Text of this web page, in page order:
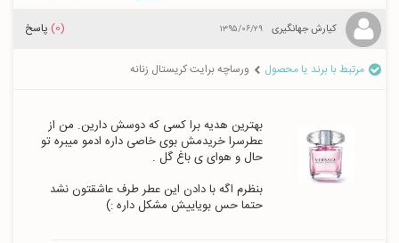
کیارش جهانگیری ۱۳۹۵/۰۶/۲۹ (0) پاسخ
مرتبط با برند یا محصول ورساچه برایت کریستال زنانه
بهترین هدیه برا کسی که دوسش دارین. من از
عطرسرا خریدمش بوی خاصی داره ادمو میبره تو
حتما حس بویاییش مشکل داره :)